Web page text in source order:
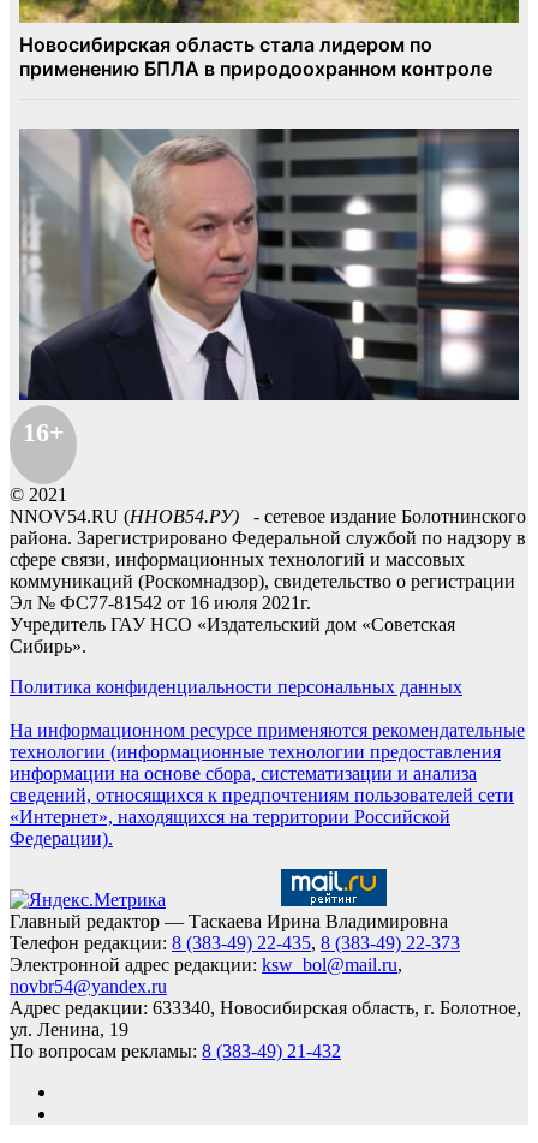
16+
© 2021
NNOV54.RU (ННОВ54.РУ) - сетевое издание Болотнинского
района. Зарегистрировано Федеральной службой по надзору в
сфере связи, информационных технологий и массовых
коммуникаций (Роскомнадзор), свидетельство о регистрации
Эл № ФС77-81542 от 16 июля 2021г.
Учредитель ГАУ НСО «Издательский дом «Советская
Сибирь».
Политика конфиденциальности персональных данных
На информационном ресурсе применяются рекомендательные
технологии (информационные технологии предоставления
информации на основе сбора, систематизации и анализа
сведений, относящихся к предпочтениям пользователей сети
«Интернет», находящихся на территории Российской
Федерации).
Главный редактор — Таскаева Ирина Владимировна
Телефон редакции: 8 (383-49) 22-435, 8 (383-49) 22-373
Электронной адрес редакции: ksw_bol@mail.ru,
novbr54@yandex.ru
Адрес редакции: 633340, Новосибирская область, г. Болотное,
ул. Ленина, 19
По вопросам рекламы: 8 (383-49) 21-432